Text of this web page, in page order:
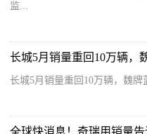
监...
长城5月销量重回10万辆，
长城5月销量重回10万辆，魏牌